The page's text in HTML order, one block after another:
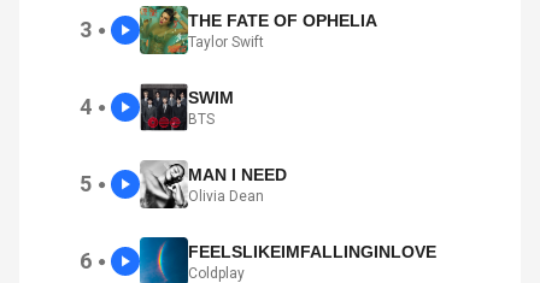
3 ● THE FATE OF OPHELIA
Taylor Swift
4 ● SWIM
BTS
5 ● MAN I NEED
Olivia Dean
6 ● FEELSLIKEIMFALLINGINLOVE
Coldplay